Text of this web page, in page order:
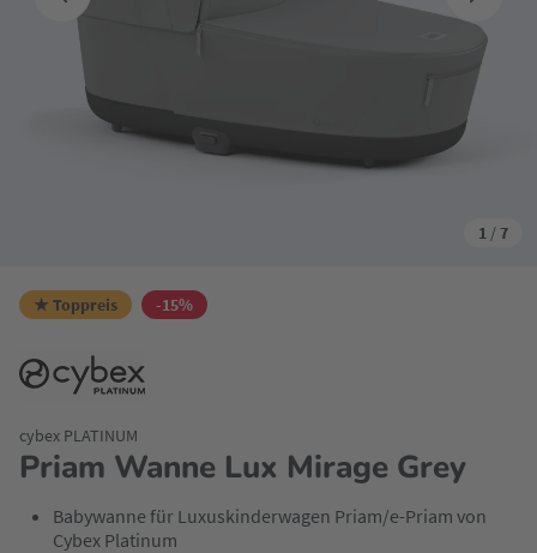
1 /7
★ Toppreis -15%
Priam Wanne Lux Mirage Grey
cybex PLATINUM
Babywanne für Luxuskinderwagen Priam/e-Priam von
Cybex Platinum